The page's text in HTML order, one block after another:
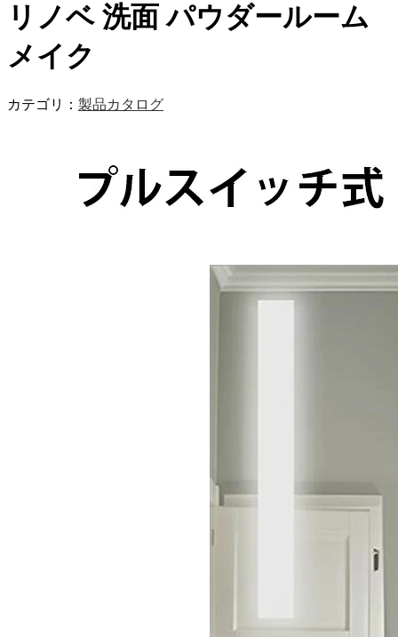
リノベ 洗面 パウダールーム
メイク
カテゴリ： 製品カタログ